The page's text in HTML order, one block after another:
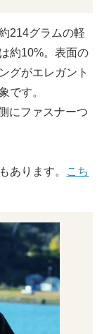
214グラムの軽
約10%。表面の
グがエレガント
です。
にファスナーつ
あります。 こち